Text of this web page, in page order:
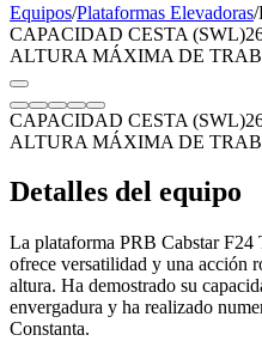
Equipos/Plataformas Elevadoras/
CAPACIDAD CESTA (SWL)
ALTURA MÁXIMA DE
CAPACIDAD CESTA (SWL)
ALTURA MÁXIMA DE
Detalles del equipo
La plataforma PRB Cabstar
ofrece versatilidad y una acción
altura. Ha demostrado su
envergadura y ha realizado
Constanta.